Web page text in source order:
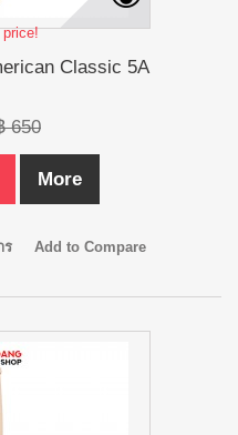
price!
Classic 5A
650
More
ร Add to Compare